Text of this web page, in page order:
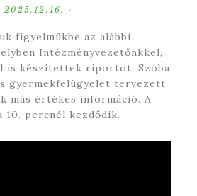
2025.12.16. ·
figyelmükbe az alábbi
Intézményvezetőnkkel,
is készítettek riportot. Szóba
gyermekfelügyelet tervezett
más értékes információ. A
percnél kezdődik.